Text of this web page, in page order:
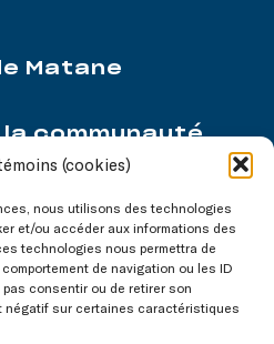
(cookies)
nous utilisons des technologies
et/ou accéder aux informations des
technologies nous permettra de
de navigation ou les ID
consentir ou de retirer son
négatif sur certaines caractéristiques
Matane
communauté
entreprises